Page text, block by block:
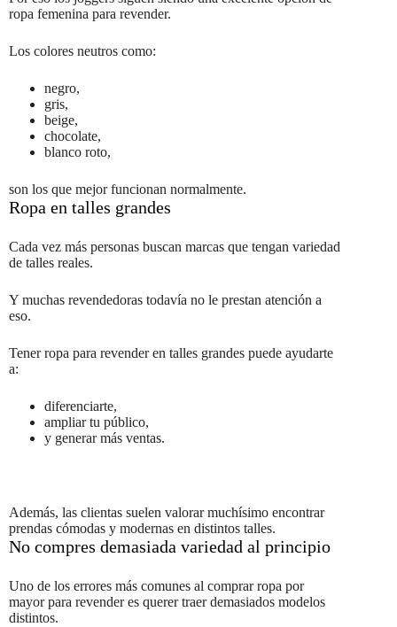
ropa femenina para revender.
Los colores neutros como:
negro,
gris,
beige,
chocolate,
blanco roto,
son los que mejor funcionan normalmente.
Ropa en talles grandes
Cada vez más personas buscan marcas que tengan variedad
de talles reales.
Y muchas revendedoras todavía no le prestan atención a
eso.
Tener ropa para revender en talles grandes puede ayudarte
a:
diferenciarte,
ampliar tu público,
y generar más ventas.
Además, las clientas suelen valorar muchísimo encontrar
prendas cómodas y modernas en distintos talles.
No compres demasiada variedad al principio
Uno de los errores más comunes al comprar ropa por
mayor para revender es querer traer demasiados modelos
distintos.